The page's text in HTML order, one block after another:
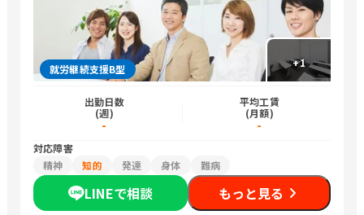
+1
就労継続支援B型
出勤日数
(週)
-
平均工賃
(月額)
-
対応障害
精神
知的 発達 身体 難病
LINEで相談 もっと見る